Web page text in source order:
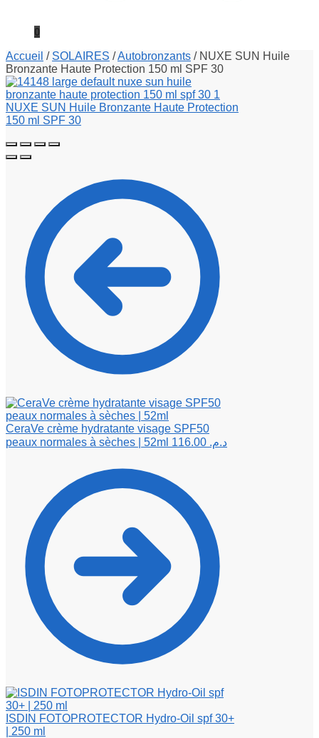
0
Accueil / SOLAIRES /Autobronzants / NUXE SUN Huile
Bronzante Haute Protection 150 ml SPF 30
CeraVe crème hydratante visage SPF50
peaux normales à sèches | 52ml
د.م.
ISDIN FOTOPROTECTOR Hydro-Oil spf 30+
| 250 ml